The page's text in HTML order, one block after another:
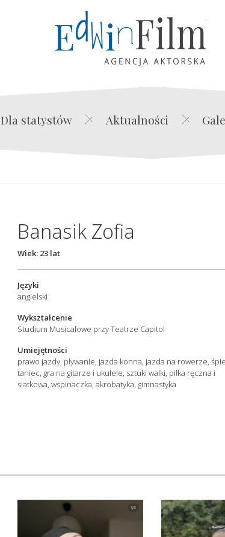
Dla statystów Aktualności
Banasik Zofia
Wiek: 23 lat
Języki
angielski
Wykształcenie
Studium Musicalowe przy Teatrze Capitol
Umiejętności
prawo jazdy, pływanie, jazda konna, jazda na rowerze,
taniec, gra na gitarze i ukulele, sztuki walki, piłka ręczna i
siatkowa, wspinaczka, akrobatyka, gimnastyka